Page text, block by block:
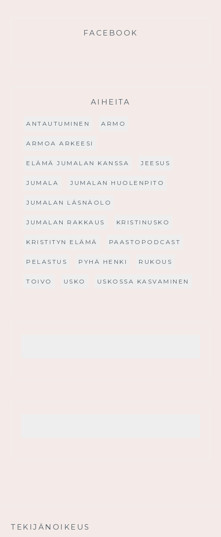
FACEBOOK
AIHEITA
ANTAUTUMINEN ARMO
ARMOA ARKEESI
ELÄMÄ JUMALAN KANSSA JEESUS
JUMALA JUMALAN HUOLENPITO
JUMALAN LÄSNÄOLO
JUMALAN RAKKAUS KRISTINUSKO
KRISTITYN ELÄMÄ PAASTOPODCAST
PELASTUS PYHÄ HENKI RUKOUS
TOIVO USKO USKOSSA KASVAMINEN
TEKIJÄNOIKEUS